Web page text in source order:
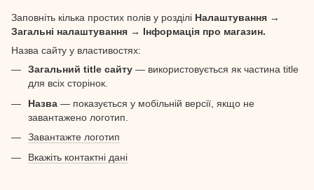
Заповніть кілька простих полів у розділі Налаштування →
Загальні налаштування → Інформація про магазин.
Назва сайту у властивостях:
Загальний title сайту — використовується як частина title
для всіх сторінок.
Назва — показується у мобільній версії, якщо не
завантажено логотип.
Завантажте логотип
Вкажіть контактні дані